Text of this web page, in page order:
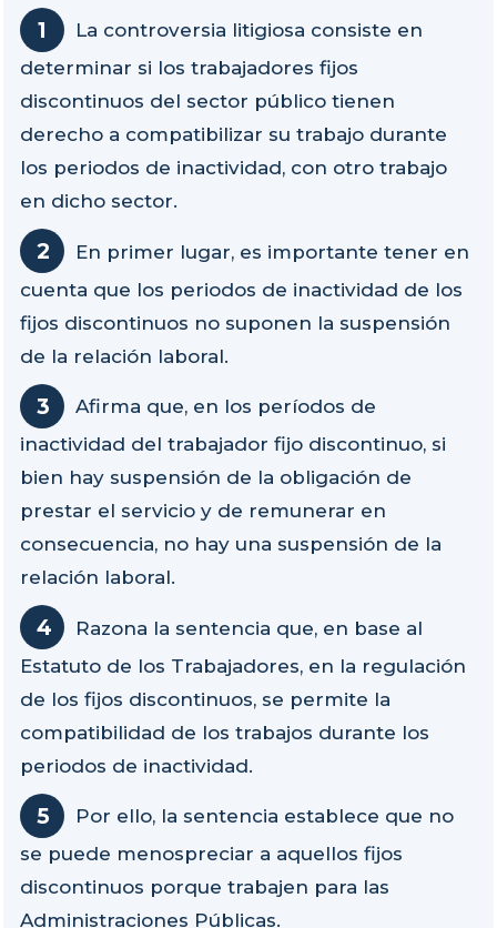
La controversia litigiosa consiste en
determinar si los trabajadores fijos
discontinuos del sector público tienen
derecho a compatibilizar su trabajo durante
los periodos de inactividad, con otro trabajo
en dicho sector.
En primer lugar, es importante tener en
cuenta que los periodos de inactividad de los
fijos discontinuos no suponen la suspensión
de la relación laboral.
Afirma que, en los períodos de
inactividad del trabajador fijo discontinuo, si
bien hay suspensión de la obligación de
prestar el servicio y de remunerar en
consecuencia, no hay una suspensión de la
relación laboral.
Razona la sentencia que, en base al
Estatuto de los Trabajadores, en la regulación
de los fijos discontinuos, se permite la
compatibilidad de los trabajos durante los
periodos de inactividad.
Por ello, la sentencia establece que no
se puede menospreciar a aquellos fijos
discontinuos porque trabajen para las
Administraciones Públicas.